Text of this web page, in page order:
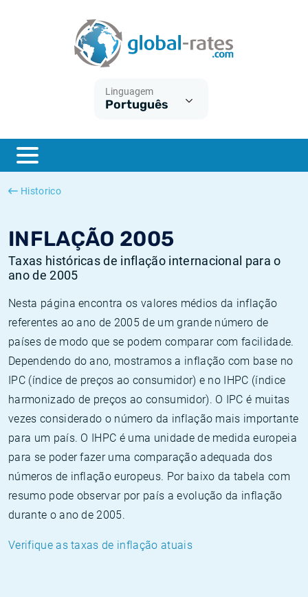
Linguagem
Português
Historico
INFLAÇÃO 2005
Taxas históricas de inflação internacional para o
ano de 2005
Nesta página encontra os valores médios da inflação
referentes ao ano de 2005 de um grande número de
países de modo que se podem comparar com facilidade.
Dependendo do ano, mostramos a inflação com base no
IPC (índice de preços ao consumidor) e no IHPC (índice
harmonizado de preços ao consumidor). O IPC é muitas
vezes considerado o número da inflação mais importante
para um país. O IHPC é uma unidade de medida europeia
para se poder fazer uma comparação adequada dos
números de inflação europeus. Por baixo da tabela com
resumo pode observar por país a evolução da inflação
durante o ano de 2005.
Verifique as taxas de inflação atuais
ESTER
SONIA
O que é a inflação do IPC?
O que é a inflação do IHPC?
Inflação Estados Unidos
Inflação Europa
Taxas Euribor históricas
Taxas ESTER históricas
Taxas SONIA históricas
Taxas TONAR históricas
Calculadora de inflação